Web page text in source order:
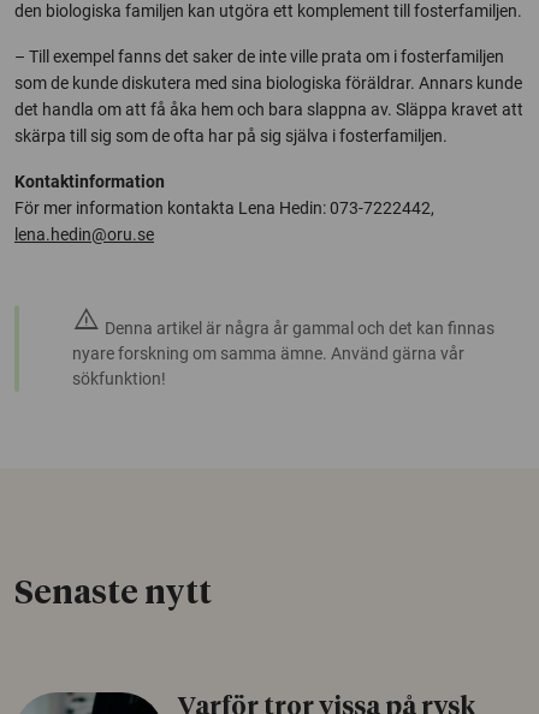
den biologiska familjen kan utgöra ett komplement till fosterfamiljen.
– Till exempel fanns det saker de inte ville prata om i fosterfamiljen
som de kunde diskutera med sina biologiska föräldrar. Annars kunde
det handla om att få åka hem och bara slappna av. Släppa kravet att
skärpa till sig som de ofta har på sig själva i fosterfamiljen.
Kontaktinformation
För mer information kontakta Lena Hedin: 073-7222442,
lena.hedin@oru.se
warning Denna artikel är några år gammal och det kan finnas
nyare forskning om samma ämne. Använd gärna vår
sökfunktion!
Senaste nytt
Varför tror vissa på rysk